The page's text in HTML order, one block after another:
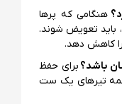
هنگامی که پرها
باید تعویض شوند.
کاهش دهد.
باشد؟ برای حفظ
تیرهای یک ست